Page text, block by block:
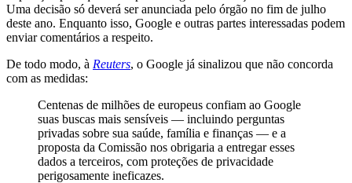
Uma decisão só deverá ser anunciada pelo órgão no fim de julho
deste ano. Enquanto isso, Google e outras partes interessadas podem
enviar comentários a respeito.
De todo modo, à Reuters, o Google já sinalizou que não concorda
com as medidas:
Centenas de milhões de europeus confiam ao Google
suas buscas mais sensíveis — incluindo perguntas
privadas sobre sua saúde, família e finanças — e a
proposta da Comissão nos obrigaria a entregar esses
dados a terceiros, com proteções de privacidade
perigosamente ineficazes.